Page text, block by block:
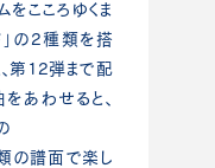
をこころゆくま
」の2種類を搭
第12弾まで配
あわせると、
の譜面で楽し